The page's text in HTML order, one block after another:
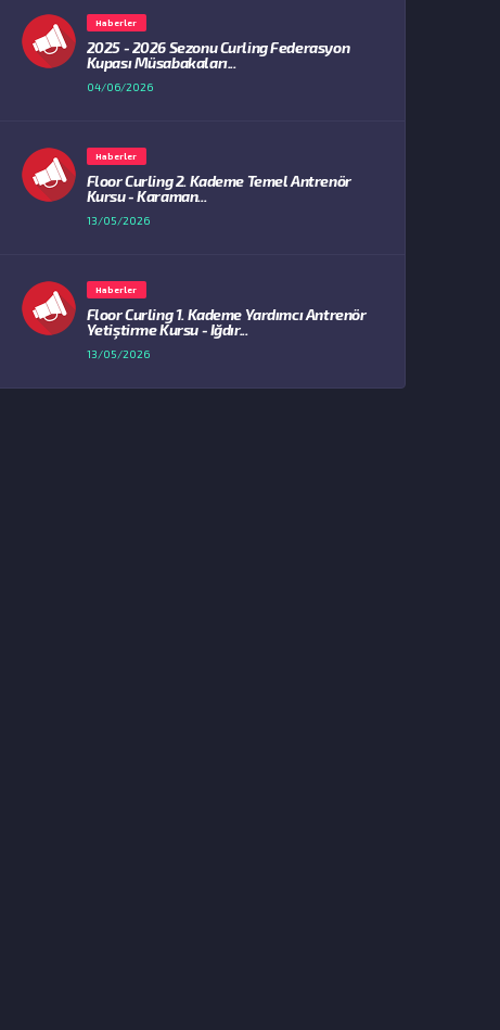
Haberler
2025 - 2026 Sezonu Curling Federasyon
Kupası Müsabakaları...
04/06/2026
Haberler
Floor Curling 2. Kademe Temel Antrenör
Kursu - Karaman...
13/05/2026
Haberler
Floor Curling 1. Kademe Yardımcı Antrenör
Yetiştirme Kursu - Iğdır...
13/05/2026